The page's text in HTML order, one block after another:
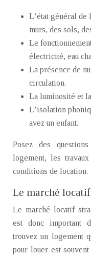
L’état général de
murs, des sols,
Le
électricité, eau
La présence de
circulation.
La luminosité et
L’isolation
avez un enfant.
Posez des
logement, les
conditions de location.
Le marché
Le marché locatif
est donc important
trouvez un logement
pour louer est